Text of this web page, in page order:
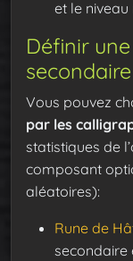
et le niveau
Définir
secondaire
Vous pouvez
par les
statistiques de
composant
aléatoires):
Rune de
secondaire